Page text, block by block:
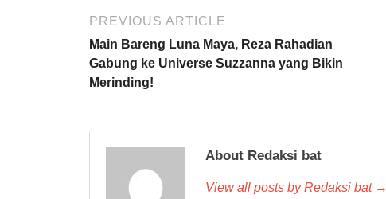
PREVIOUS ARTICLE
Main Bareng Luna Maya, Reza Rahadian
Gabung ke Universe Suzzanna yang Bikin
Merinding!
About Redaksi bat
View all posts by Redaksi bat →